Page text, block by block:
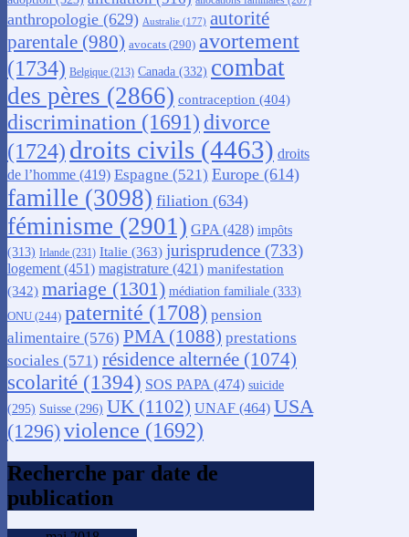
anthropologie (629) Australie (177) autorité
parentale (980) avocats (290) avortement
(1734) Belgique (213) Canada (332) combat
des pères (2866) contraception (404)
discrimination (1691) divorce
(1724) droits civils (4463) droits
de l’homme (419) Espagne (521) Europe (614)
famille (3098) filiation (634)
féminisme (2901) GPA (428) impôts
(313) Irlande (231) Italie (363) jurisprudence (733)
logement (451) magistrature (421) manifestation
(342) mariage (1301) médiation familiale (333)
ONU (244) paternité (1708) pension
alimentaire (576) PMA (1088) prestations
sociales (571) résidence alternée (1074)
scolarité (1394) SOS PAPA (474) suicide
(295) Suisse (296) UK (1102) UNAF (464) USA
(1296)violence (1692)
Recherche par date de
publication